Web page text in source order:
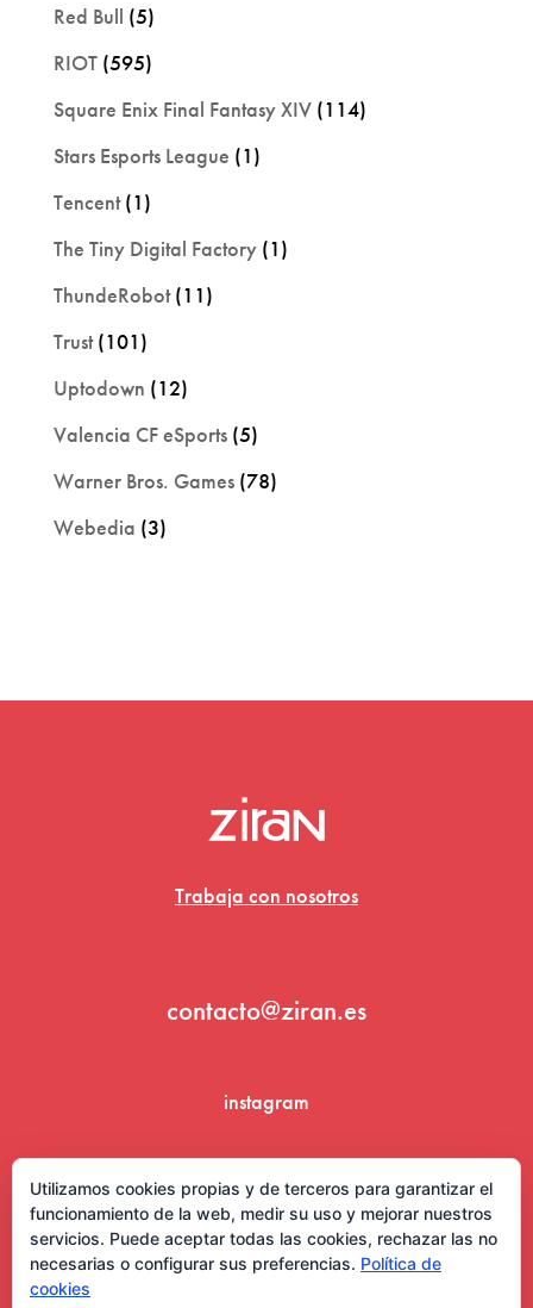
Red Bull (5)
RIOT(595)
Square Enix Final Fantasy XIV(114)
Stars Esports League (1)
Tencent(1)
The Tiny Digital Factory(1)
ThundeRobot(11)
Trust(101)
Uptodown (12)
Valencia CF eSports(5)
Warner Bros. Games(78)
Webedia (3)
Trabaja con nosotros
contacto@ziran.es
instagram
Utilizamos cookies propias y de terceros para garantizar el
funcionamiento de la web, medir su uso y mejorar nuestros
servicios. Puede aceptar todas las cookies, rechazar las no
necesarias o configurar sus preferencias. Política de
cookies